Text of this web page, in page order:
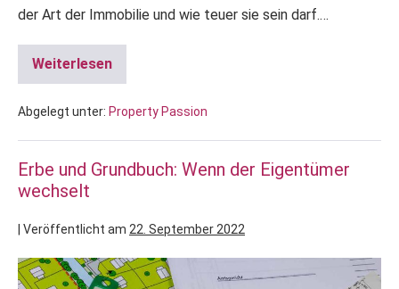
der Art der Immobilie und wie teuer sie sein darf.…
Weiterlesen
Abgelegt unter: Property Passion
Erbe und Grundbuch: Wenn der Eigentümer
wechselt
Veröffentlicht am 22. September 2022